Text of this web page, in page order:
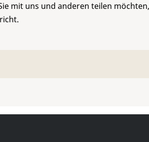
mit uns und anderen teilen